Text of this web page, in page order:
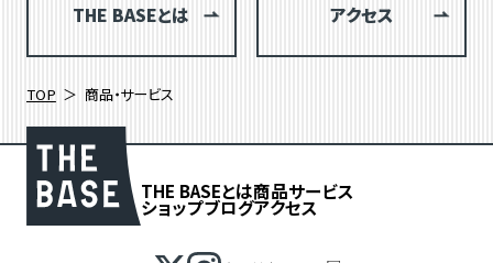
THE BASEとは アクセス
TOP 商品・サービス
THE BASEとは商品サービス
ショップブログアクセス